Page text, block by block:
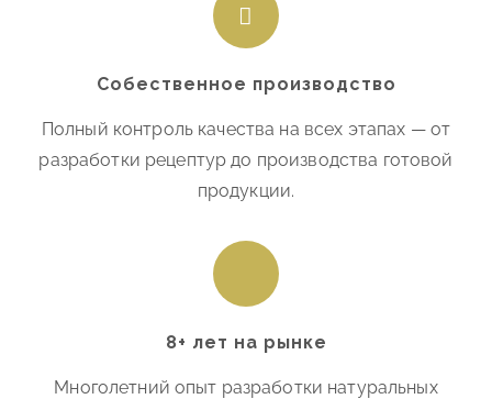
Собественное производство
Полный контроль качества на всех этапах — от
разработки рецептур до производства готовой
продукции.
8+ лет на рынке
Многолетний опыт разработки натуральных